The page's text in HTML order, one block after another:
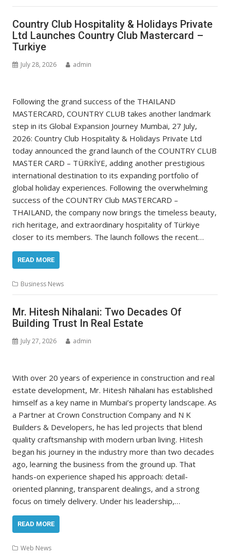
Country Club Hospitality & Holidays Private
Ltd Launches Country Club Mastercard –
Turkiye
July 28, 2026 admin
Following the grand success of the THAILAND
MASTERCARD, COUNTRY CLUB takes another landmark
step in its Global Expansion Journey Mumbai, 27 July,
2026: Country Club Hospitality & Holidays Private Ltd
today announced the grand launch of the COUNTRY CLUB
MASTER CARD – TÜRKİYE, adding another prestigious
international destination to its expanding portfolio of
global holiday experiences. Following the overwhelming
success of the COUNTRY Club MASTERCARD –
THAILAND, the company now brings the timeless beauty,
rich heritage, and extraordinary hospitality of Türkiye
closer to its members. The launch follows the recent…
READ MORE
Business News
Mr. Hitesh Nihalani: Two Decades Of
Building Trust In Real Estate
July 27, 2026 admin
With over 20 years of experience in construction and real
estate development, Mr. Hitesh Nihalani has established
himself as a key name in Mumbai’s property landscape. As
a Partner at Crown Construction Company and N K
Builders & Developers, he has led projects that blend
quality craftsmanship with modern urban living. Hitesh
began his journey in the industry more than two decades
ago, learning the business from the ground up. That
hands-on experience shaped his approach: detail-
oriented planning, transparent dealings, and a strong
focus on timely delivery. Under his leadership,…
READ MORE
Web News